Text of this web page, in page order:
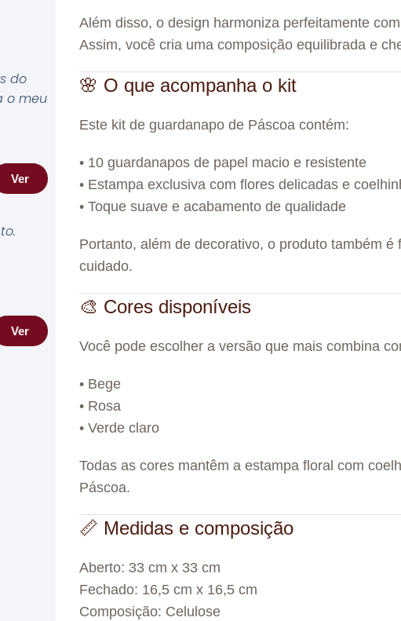
do
o meu
Ver
Ver
Além disso, o design harmoniza perfeitamente
Assim, você cria uma composição equilibrada e
🌸 O que acompanha o kit
Este kit de guardanapo de Páscoa contém:
• 10 guardanapos de papel macio e resistente
• Estampa exclusiva com flores delicadas e
• Toque suave e acabamento de qualidade
Portanto, além de decorativo, o produto também
cuidado.
🎨 Cores disponíveis
Você pode escolher a versão que mais combina
• Bege
• Rosa
• Verde claro
Todas as cores mantêm a estampa floral com
Páscoa.
📏 Medidas e composição
Aberto: 33 cm x 33 cm
Fechado: 16,5 cm x 16,5 cm
Composição: Celulose